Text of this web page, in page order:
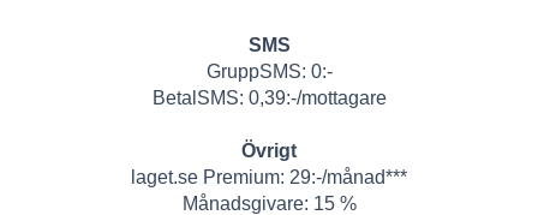
SMS
GruppSMS: 0:-
BetalSMS: 0,39:-/mottagare
Övrigt
laget.se Premium: 29:-/månad***
Månadsgivare: 15 %